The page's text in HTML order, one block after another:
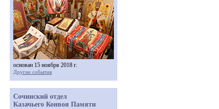
основан 15 ноября 2018 г.
Другие события
Сочинский отдел
Казачьего Конвоя Памяти